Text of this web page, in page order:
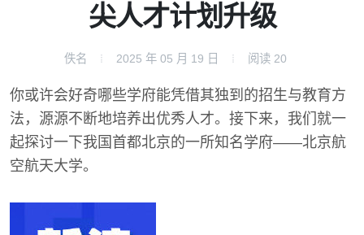
尖人才计划升级
佚名 2025 年 05 月 19 日 阅读 20
你或许会好奇哪些学府能凭借其独到的招生与教育方
法，源源不断地培养出优秀人才。接下来，我们就一
起探讨一下我国首都北京的一所知名学府——北京航
空航天大学。